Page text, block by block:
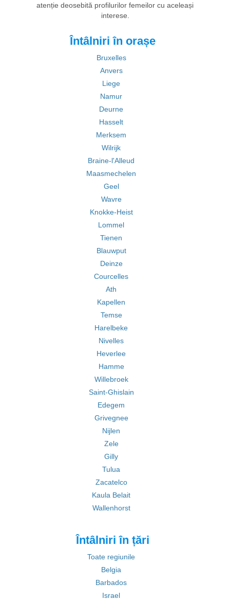
atenție deosebită profilurilor femeilor cu aceleași
interese.
Întâlniri în orașe
Bruxelles
Anvers
Liege
Namur
Deurne
Hasselt
Merksem
Wilrijk
Braine-l'Alleud
Maasmechelen
Geel
Wavre
Knokke-Heist
Lommel
Tienen
Blauwput
Deinze
Courcelles
Ath
Kapellen
Temse
Harelbeke
Nivelles
Heverlee
Hamme
Willebroek
Saint-Ghislain
Edegem
Grivegnee
Nijlen
Zele
Gilly
Tulua
Zacatelco
Kaula Belait
Wallenhorst
Întâlniri în țări
Toate regiunile
Belgia
Barbados
Israel